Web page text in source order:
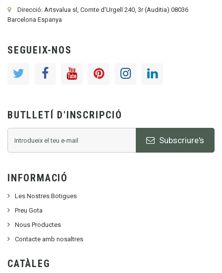
Direcció: Artsvalua sl, Comte d'Urgell 240, 3r (Auditia) 08036
Barcelona Espanya
SEGUEIX-NOS
BUTLLETÍ D'INSCRIPCIÓ
Subscriure's
INFORMACIÓ
Les Nostres Botigues
Preu Gota
Nous Productes
Contacte amb nosaltres
CATÀLEG